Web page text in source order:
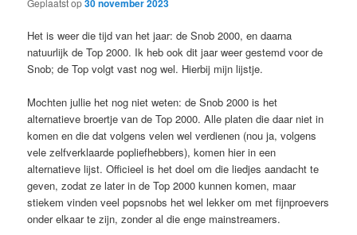
Geplaatst op30 november 2023
Het is weer die tijd van het jaar: de Snob 2000, en daarna
natuurlijk de Top 2000. Ik heb ook dit jaar weer gestemd voor de
Snob; de Top volgt vast nog wel. Hierbij mijn lijstje.
Mochten jullie het nog niet weten: de Snob 2000 is het
alternatieve broertje van de Top 2000. Alle platen die daar niet in
komen en die dat volgens velen wel verdienen (nou ja, volgens
vele zelfverklaarde popliefhebbers), komen hier in een
alternatieve lijst. Officieel is het doel om die liedjes aandacht te
geven, zodat ze later in de Top 2000 kunnen komen, maar
stiekem vinden veel popsnobs het wel lekker om met fijnproevers
onder elkaar te zijn, zonder al die enge mainstreamers.